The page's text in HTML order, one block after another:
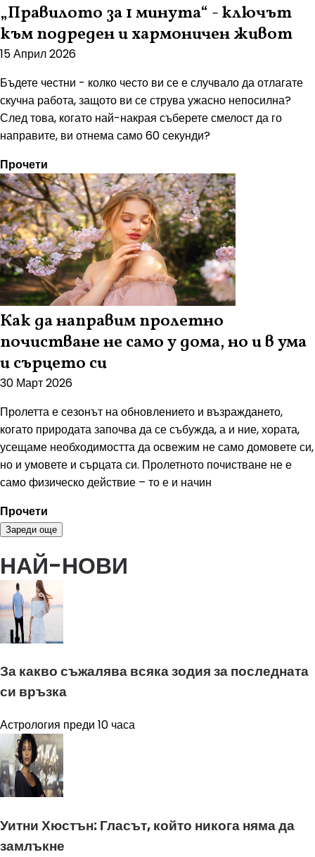
„Правилото за 1 минута“ - ключът
към подреден и хармоничен живот
15 Април 2026
Бъдете честни - колко често ви се е случвало да отлагате
скучна работа, защото ви се струва ужасно непосилна?
След това, когато най-накрая съберете смелост да го
направите, ви отнема само 60 секунди?
Прочети
Как да направим пролетно
почистване не само у дома, но и в ума
и сърцето си
30 Март 2026
Пролетта е сезонът на обновлението и възраждането,
когато природата започва да се събужда, а и ние, хората,
усещаме необходимостта да освежим не само домовете си,
но и умовете и сърцата си. Пролетното почистване не е
само физическо действие – то е и начин
Прочети
Зареди още
НАЙ-НОВИ
За какво съжалява всяка зодия за последната
си връзка
Астрология преди 10 часа
Уитни Хюстън: Гласът, който никога няма да
замлъкне